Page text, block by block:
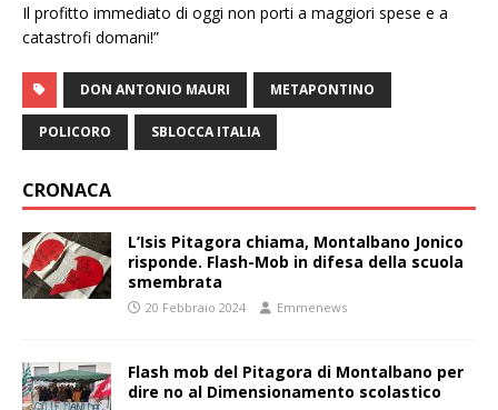
Il profitto immediato di oggi non porti a maggiori spese e a
catastrofi domani!”
DON ANTONIO MAURI METAPONTINO
POLICORO SBLOCCA ITALIA
CRONACA
L’Isis Pitagora chiama, Montalbano Jonico
risponde. Flash-Mob in difesa della scuola
smembrata
20 Febbraio 2024 Emmenews
Flash mob del Pitagora di Montalbano per
dire no al Dimensionamento scolastico